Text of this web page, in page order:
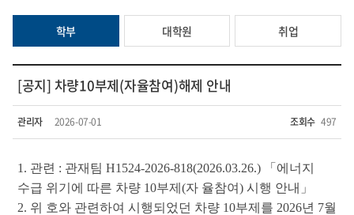
학부 대학원 취업
[공지] 차량10부제(자율참여)해제 안내
관리자 2026-07-01 조회수 497
1. 관련 : 관재팀 H1524-2026-818(2026.03.26.) 「에너지
수급 위기에 따른 차량 10부제(자 율참여) 시행 안내」
2. 위 호와 관련하여 시행되었던 차량 10부제를 2026년 7월